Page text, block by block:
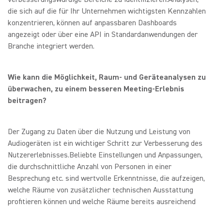
die sich auf die für Ihr Unternehmen wichtigsten Kennzahlen
konzentrieren, können auf anpassbaren Dashboards
angezeigt oder über eine API in Standardanwendungen der
Branche integriert werden.
Wie kann die Möglichkeit, Raum- und Geräteanalysen zu
überwachen, zu einem besseren Meeting-Erlebnis
beitragen?
Der Zugang zu Daten über die Nutzung und Leistung von
Audiogeräten ist ein wichtiger Schritt zur Verbesserung des
Nutzererlebnisses.Beliebte Einstellungen und Anpassungen,
die durchschnittliche Anzahl von Personen in einer
Besprechung etc. sind wertvolle Erkenntnisse, die aufzeigen,
welche Räume von zusätzlicher technischen Ausstattung
profitieren können und welche Räume bereits ausreichend